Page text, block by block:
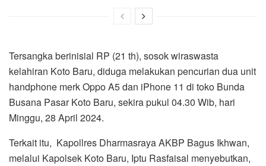
Tersangka berinisial RP (21 th), sosok wiraswasta
kelahiran Koto Baru, diduga melakukan pencurian dua unit
handphone merk Oppo A5 dan iPhone 11 di toko Bunda
Busana Pasar Koto Baru, sekira pukul 04.30 Wib, hari
Minggu, 28 April 2024.
Terkait itu, Kapollres Dharmasraya AKBP Bagus Ikhwan,
melalui Kapolsek Koto Baru, Iptu Rasfaisal menyebutkan,